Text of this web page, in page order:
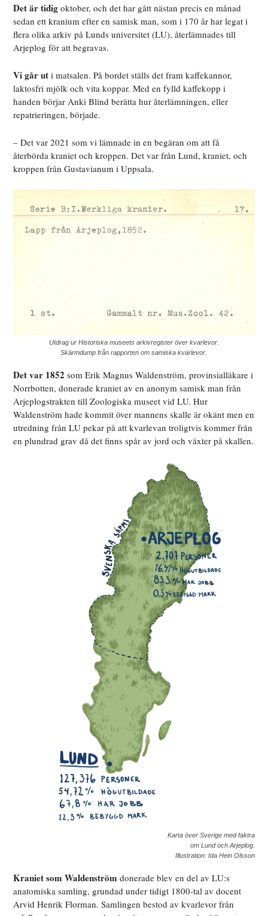
Det är tidig oktober, och det har gått nästan precis en månad
sedan ett kranium efter en samisk man, som i 170 år har legat i
flera olika arkiv på Lunds universitet (LU), återlämnades till
Arjeplog för att begravas.
Vi går ut i matsalen. På bordet ställs det fram kaffekannor,
laktosfri mjölk och vita koppar. Med en fylld kaffekopp i
handen börjar Anki Blind berätta hur återlämningen, eller
repatrieringen, började.
– Det var 2021 som vi lämnade in en begäran om att få
återbörda kraniet och kroppen. Det var från Lund, kraniet, och
kroppen från Gustavianum i Uppsala.
Utdrag ur Historiska museets arkivregister över kvarlevor.
Skärmdump från rapporten om samiska kvarlevor.
Det var 1852som Erik Magnus Waldenström, provinsialläkare i
Norrbotten, donerade kraniet av en anonym samisk man från
Arjeplogstrakten till Zoologiska museet vid LU. Hur
Waldenström hade kommit över mannens skalle är okänt men en
utredning från LU pekar på att kvarlevan troligtvis kommer från
en plundrad grav då det finns spår av jord och växter på skallen.
Karta över Sverige med faktra
om Lund och Arjeplog.
Illustration: Ida Hein Olsson
Kraniet som Waldenströmdonerade blev en del av LU:s
anatomiska samling, grundad under tidigt 1800-tal av docent
Arvid Henrik Florman. Samlingen bestod av kvarlevor från